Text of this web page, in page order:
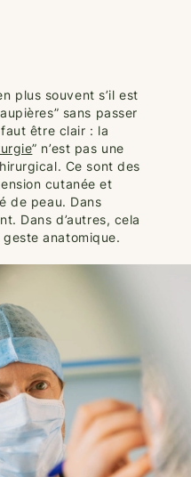
plus souvent s’il est
sans passer
être clair : la
” n’est pas une
Ce sont des
cutanée et
de peau. Dans
Dans d’autres, cela
anatomique.